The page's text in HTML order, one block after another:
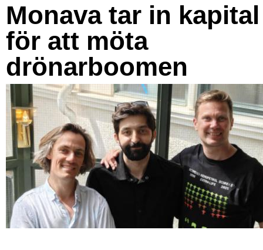
Monava tar in kapital
för att möta
drönarboomen